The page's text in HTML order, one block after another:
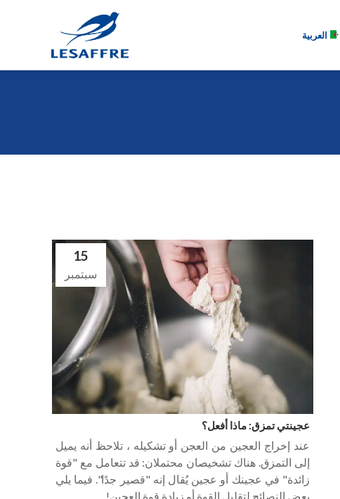
العربية
15
سبتمبر
عجينتي تمزق: ماذا أفعل؟
عند إخراج العجين من العجن أو تشكيله ، تلاحظ أنه يميل
إلى التمزق. هناك تشخيصان محتملان: قد تتعامل مع "قوة
زائدة" في عجينك أو عجين يُقال إنه "قصير جدًا". فيما يلي
بعض النصائح لتقليل القوة أو زيادة قوة العجين!...